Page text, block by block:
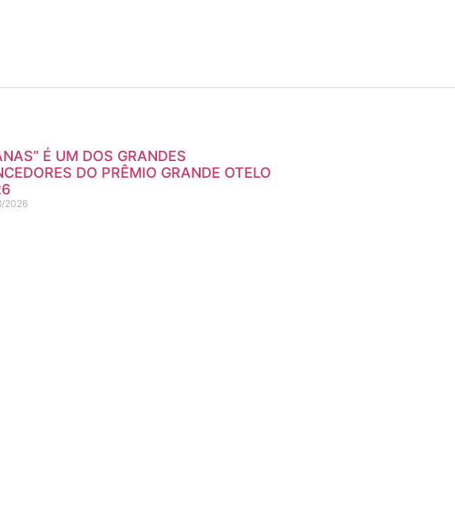
É UM DOS GRANDES
DO PRÊMIO GRANDE OTELO
2026